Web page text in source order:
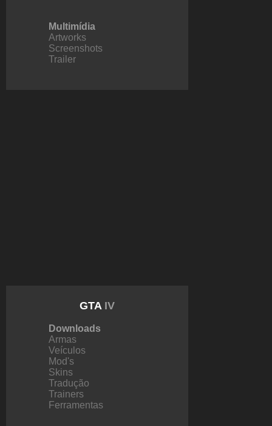
Multimídia
Artworks
Screenshots
Trailer
GTA IV
Downloads
Armas
Veículos
Mod's
Skins
Tradução
Trainers
Ferramentas